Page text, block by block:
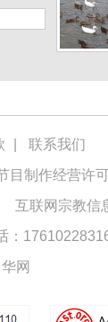
联系我们
目制作经营许
互联网宗教信
：
网